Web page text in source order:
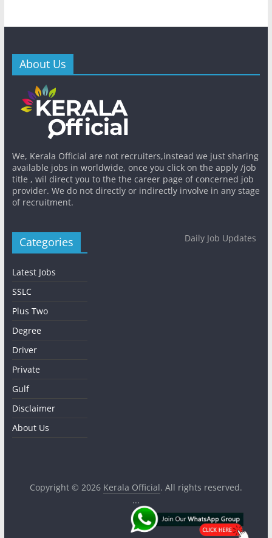
About Us
We, Kerala Official are not recruiters,instead we just sharing
available jobs in worldwide, once you click on the apply /job
title , wil direct you to the the career page of concerned job
provider. We do not directly or indirectly involve in any stage
of recruitment.
Categories
Latest Jobs
SSLC
Plus Two
Degree
Driver
Private
Gulf
Disclaimer
About Us
Daily Job Updates
Copyright © 2026 Kerala Official. All rights reserved.
...
.